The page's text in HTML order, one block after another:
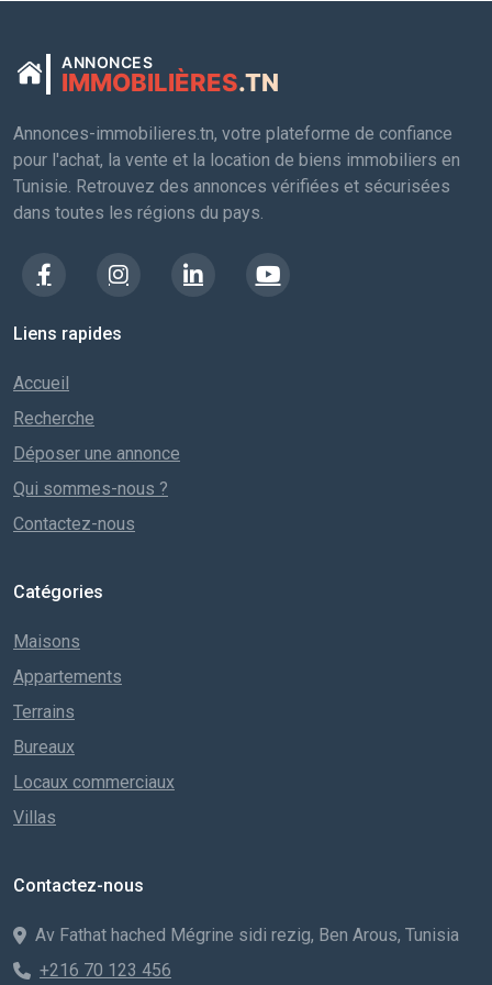
ANNONCES
IMMOBILIÈRES.TN
Annonces-immobilieres.tn, votre plateforme de confiance
pour l'achat, la vente et la location de biens immobiliers en
Tunisie. Retrouvez des annonces vérifiées et sécurisées
dans toutes les régions du pays.
Liens rapides
Accueil
Recherche
Déposer une annonce
Qui sommes-nous ?
Contactez-nous
Catégories
Maisons
Appartements
Terrains
Bureaux
Locaux commerciaux
Villas
Contactez-nous
Av Fathat hached Mégrine sidi rezig, Ben Arous, Tunisia
+216 70 123 456